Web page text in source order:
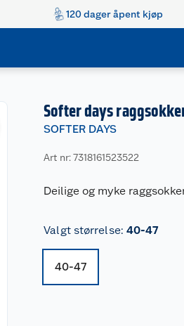
120 dager åpent kjøp
Softer days
SOFTER DAYS
Art nr: 7318161523522
Deilige og myke
Valgt størrelse: 40-47
40-47